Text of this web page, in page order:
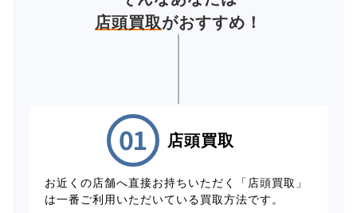
店頭買取がおすすめ！
店頭買取
お近くの店舗へ直接お持ちいただく「店頭買取」
は一番ご利用いただいている買取方法です。